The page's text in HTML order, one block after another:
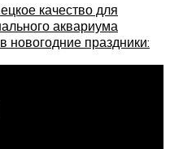
качество для
аквариума
новогодние праздники: